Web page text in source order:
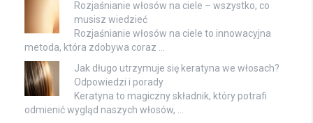
Rozjaśnianie włosów na ciele – wszystko, co
musisz wiedzieć
Rozjaśnianie włosów na ciele to innowacyjna
metoda, która zdobywa coraz …
Jak długo utrzymuje się keratyna we włosach?
Odpowiedzi i porady
Keratyna to magiczny składnik, który potrafi
odmienić wygląd naszych włosów, …